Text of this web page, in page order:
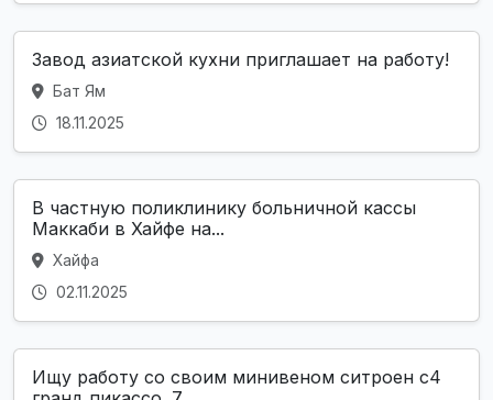
Завод азиатской кухни приглашает на работу!
Бат Ям
18.11.2025
В частную поликлинику больничной кассы
Маккаби в Хайфе на...
Хайфа
02.11.2025
Ищу работу со своим минивеном ситроен с4